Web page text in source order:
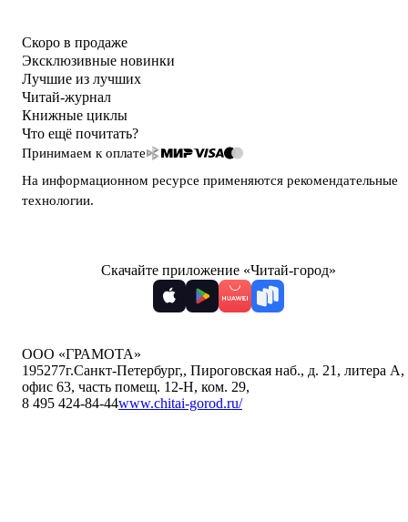
Скоро в продаже
Эксклюзивные новинки
Лучшие из лучших
Читай-журнал
Книжные циклы
Что ещё почитать?
Принимаем к оплате
На информационном ресурсе применяются рекомендательные
технологии.
Скачайте приложение «Читай-город»
ООО «ГРАМОТА»
195277г.Санкт-Петербург,, Пироговская наб., д. 21, литера А,
офис 63, часть помещ. 12-Н, ком. 29,
8 495 424-84-44www.chitai-gorod.ru/